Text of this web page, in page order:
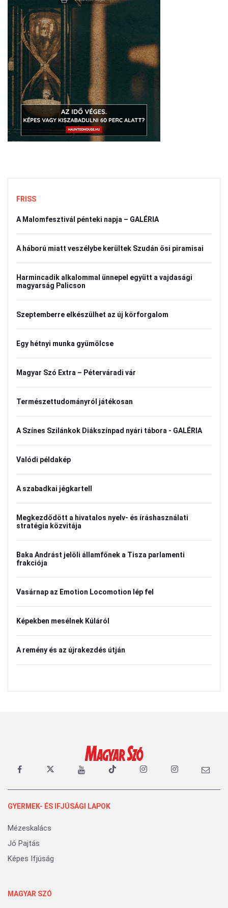
FRISS
A Malomfesztivál pénteki napja – GALÉRIA
A háború miatt veszélybe kerültek Szudán ősi piramisai
Harmincadik alkalommal ünnepel együtt a vajdasági
magyarság Palicson
Szeptemberre elkészülhet az új körforgalom
Egy hétnyi munka gyümölcse
Magyar Szó Extra – Péterváradi vár
Természettudományról játékosan
A Színes Szilánkok Diákszínpad nyári tábora - GALÉRIA
Valódi példakép
A szabadkai jégkartell
Megkezdődött a hivatalos nyelv- és íráshasználati
stratégia közvitája
Baka Andrást jelöli államfőnek a Tisza parlamenti
frakciója
Vasárnap az Emotion Locomotion lép fel
Képekben mesélnek Kúláról
A remény és az újrakezdés útján
GYERMEK- ÉS IFJÚSÁGI LAPOK
Mézeskalács
Jó Pajtás
Képes Ifjúság
MAGYAR SZÓ